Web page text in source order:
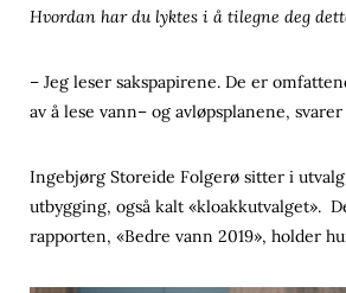
Hvordan har du lyktes i å tilegne deg
– Jeg leser sakspapirene. De er
av å lese vann– og avløpsplanene,
Ingebjørg Storeide Folgerø sitter i
utbygging, også kalt «kloakkutvalget».
rapporten, «Bedre vann 2019», holder